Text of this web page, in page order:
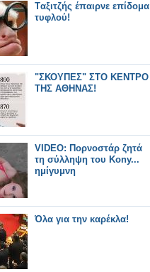
Tαξιτζής έπαιρνε επίδομα
τυφλού!
"ΣΚΟΥΠΕΣ" ΣΤΟ ΚΕΝΤΡΟ
ΤΗΣ ΑΘΗΝΑΣ!
VIDEO: Πορνοστάρ ζητά
τη σύλληψη του Kony...
ημίγυμνη
Όλα για την καρέκλα!